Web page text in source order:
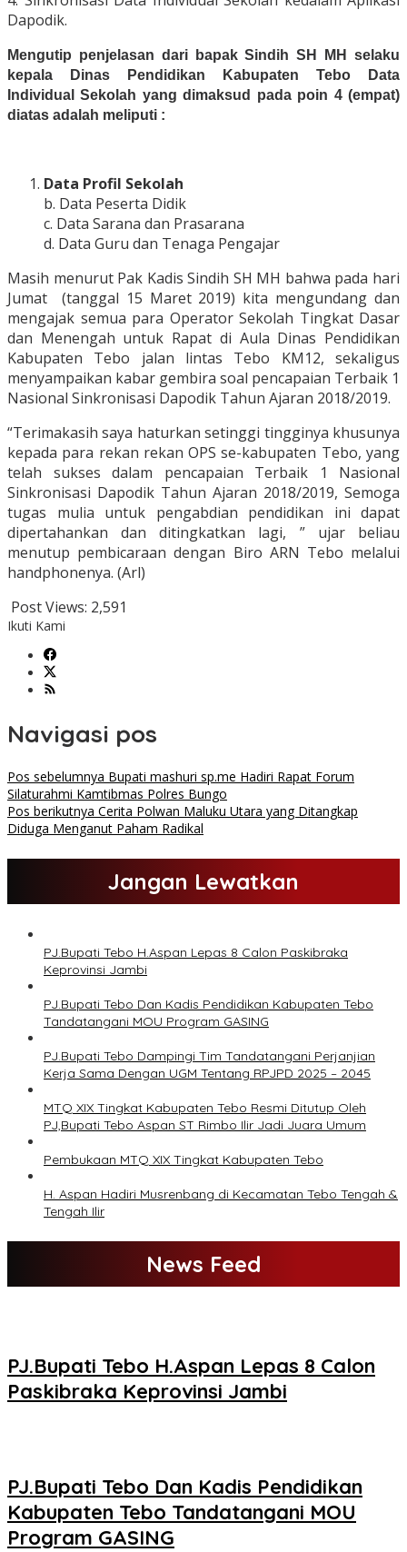
Dapodik.
Mengutip penjelasan dari bapak Sindih SH MH selaku
kepala Dinas Pendidikan Kabupaten Tebo Data
Individual Sekolah yang dimaksud pada poin 4 (empat)
diatas adalah meliputi :
Data Profil Sekolah
b. Data Peserta Didik
c. Data Sarana dan Prasarana
d. Data Guru dan Tenaga Pengajar
Masih menurut Pak Kadis Sindih SH MH bahwa pada hari
Jumat (tanggal 15 Maret 2019) kita mengundang dan
mengajak semua para Operator Sekolah Tingkat Dasar
dan Menengah untuk Rapat di Aula Dinas Pendidikan
Kabupaten Tebo jalan lintas Tebo KM12, sekaligus
menyampaikan kabar gembira soal pencapaian Terbaik 1
Nasional Sinkronisasi Dapodik Tahun Ajaran 2018/2019.
“Terimakasih saya haturkan setinggi tingginya khusunya
kepada para rekan rekan OPS se-kabupaten Tebo, yang
telah sukses dalam pencapaian Terbaik 1 Nasional
Sinkronisasi Dapodik Tahun Ajaran 2018/2019, Semoga
tugas mulia untuk pengabdian pendidikan ini dapat
dipertahankan dan ditingkatkan lagi, ” ujar beliau
menutup pembicaraan dengan Biro ARN Tebo melalui
handphonenya. (Arl)
Post Views: 2,591
Ikuti Kami
Navigasi pos
Pos sebelumnya Bupati mashuri sp.me Hadiri Rapat Forum
Silaturahmi Kamtibmas Polres Bungo
Pos berikutnya Cerita Polwan Maluku Utara yang Ditangkap
Diduga Menganut Paham Radikal
Jangan Lewatkan
PJ.Bupati Tebo H.Aspan Lepas 8 Calon Paskibraka
Keprovinsi Jambi
PJ.Bupati Tebo Dan Kadis Pendidikan Kabupaten Tebo
Tandatangani MOU Program GASING
PJ.Bupati Tebo Dampingi Tim Tandatangani Perjanjian
Kerja Sama Dengan UGM Tentang RPJPD 2025 – 2045
MTQ XIX Tingkat Kabupaten Tebo Resmi Ditutup Oleh
PJ,Bupati Tebo Aspan ST Rimbo Ilir Jadi Juara Umum
Pembukaan MTQ XIX Tingkat Kabupaten Tebo
H. Aspan Hadiri Musrenbang di Kecamatan Tebo Tengah &
Tengah Ilir
News Feed
PJ.Bupati Tebo H.Aspan Lepas 8 Calon
Paskibraka Keprovinsi Jambi
PJ.Bupati Tebo Dan Kadis Pendidikan
Kabupaten Tebo Tandatangani MOU
Program GASING